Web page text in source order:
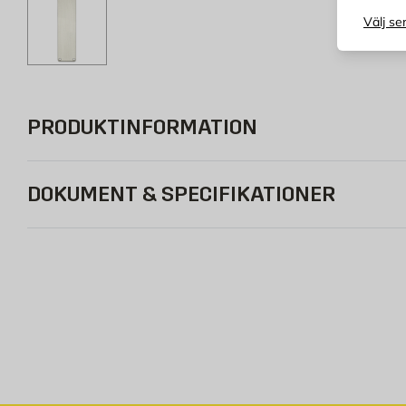
Välj
PRODUKTINFORMATION
DOKUMENT & SPECIFIKATIONER